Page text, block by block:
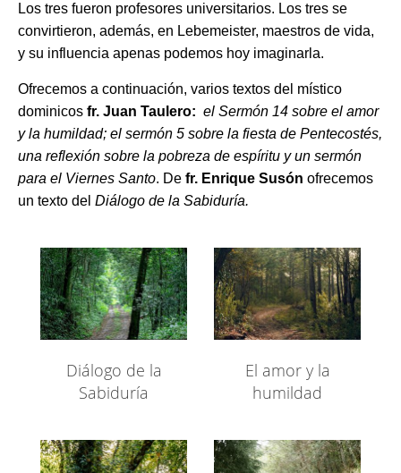
Los tres fueron profesores universitarios. Los tres se
convirtieron, además, en Lebemeister, maestros de vida,
y su influencia apenas podemos hoy imaginarla.
Ofrecemos a continuación, varios textos del místico
dominicos fr. Juan Taulero: el Sermón 14 sobre el amor
y la humildad; el sermón 5 sobre la fiesta de Pentecostés,
una reflexión sobre la pobreza de espíritu y un sermón
para el Viernes Santo. De fr. Enrique Susón ofrecemos
un texto del Diálogo de la Sabiduría.
Diálogo de la
Sabiduría
El amor y la
humildad